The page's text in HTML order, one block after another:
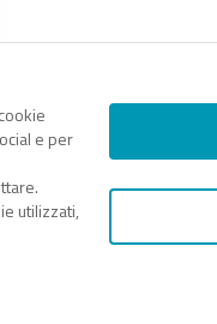
e per
utilizzati,